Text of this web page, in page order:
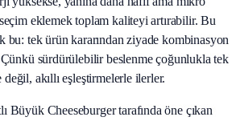
eklemek toplam kaliteyi artırabilir. Bu
bu: tek ürün kararından ziyade kombinasyon
Çünkü sürdürülebilir beslenme çoğunlukla tek
akıllı eşleştirmelerle ilerler.
Cheeseburger tarafında öne çıkan